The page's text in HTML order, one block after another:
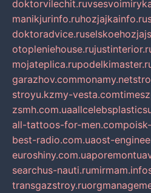
doktorvilechit.ru
manikjurinfo.ruhozjajkainfo.ru
doktoradvice.ru
otopleniehouse.ru
mojateplica.ru
garazhov.commonamy.net
stroyu.kzmy-vesta.com
zsmh.com.ua
all-tattoos-for-men.com
best-radio.com.uaost-
euroshiny.com.ua
searchus-nauti.rumirmam.info
transgazstroy.ru